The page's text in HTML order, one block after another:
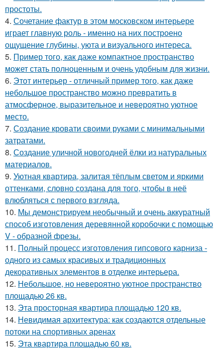
простоты.
4. Сочетание фактур в этом московском интерьере
играет главную роль - именно на них построено
ощущение глубины, уюта и визуального интереса.
5. Пример того, как даже компактное пространство
может стать полноценным и очень удобным для жизни.
6. Этот интерьер - отличный пример того, как даже
небольшое пространство можно превратить в
атмосферное, выразительное и невероятно уютное
место.
7. Создание кровати своими руками с минимальными
затратами.
8. Создание уличной новогодней ёлки из натуральных
материалов.
9. Уютная квартира, залитая тёплым светом и яркими
оттенками, словно создана для того, чтобы в неё
влюбляться с первого взгляда.
10. Мы демонстрируем необычный и очень аккуратный
способ изготовления деревянной коробочки с помощью
V - образной фрезы.
11. Полный процесс изготовления гипсового карниза -
одного из самых красивых и традиционных
декоративных элементов в отделке интерьера.
12. Небольшое, но невероятно уютное пространство
площадью 26 кв.
13. Эта просторная квартира площадью 120 кв.
14. Невидимая архитектура: как создаются отдельные
потоки на спортивных аренах
15. Эта квартира площадью 60 кв.